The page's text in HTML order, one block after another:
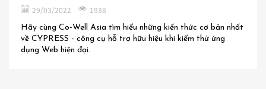
29/03/2022 1938
Hãy cùng Co-Well Asia tìm hiểu những kiến thức cơ bản nhất
về CYPRESS - công cụ hỗ trợ hữu hiệu khi kiểm thử ứng
dụng Web hiện đại.